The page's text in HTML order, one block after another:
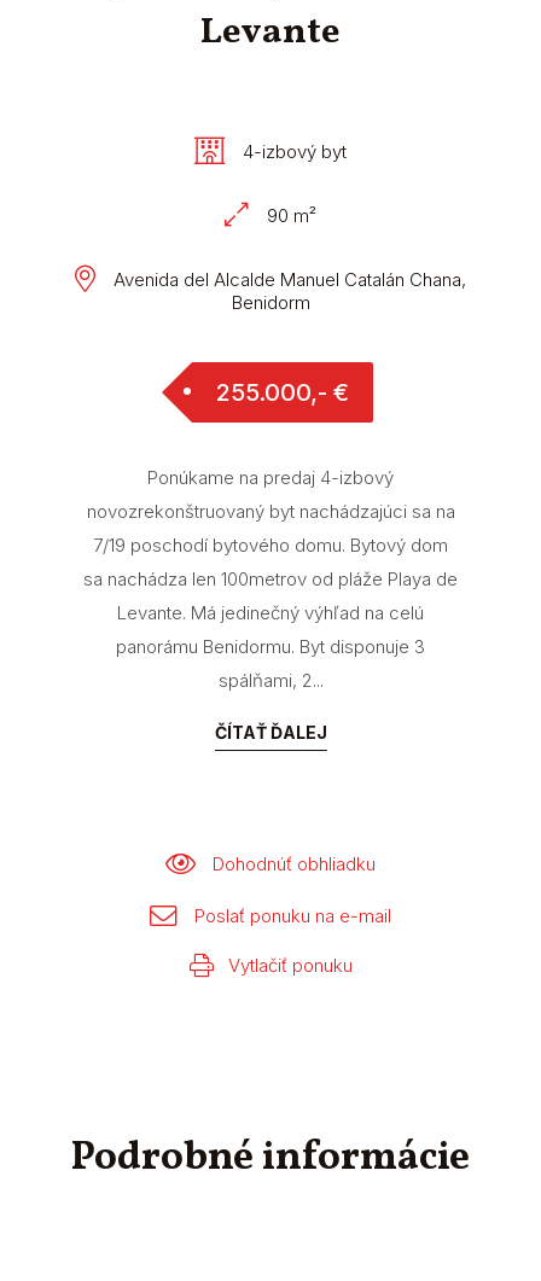
Levante
4-izbový byt
90 m²
Avenida del Alcalde Manuel Catalán Chana,
Benidorm
255.000,- €
Ponúkame na predaj 4-izbový
novozrekonštruovaný byt nachádzajúci sa na
7/19 poschodí bytového domu. Bytový dom
sa nachádza len 100metrov od pláže Playa de
Levante. Má jedinečný výhľad na celú
panorámu Benidormu. Byt disponuje 3
spálňami, 2...
ČÍTAŤ ĎALEJ
Dohodnúť obhliadku
Poslať ponuku na e-mail
Vytlačiť ponuku
Podrobné informácie